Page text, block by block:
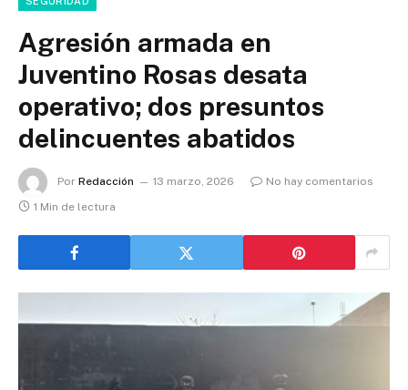
Agresión armada en
Juventino Rosas desata
operativo; dos presuntos
delincuentes abatidos
Por Redacción 13 marzo, 2026
No hay comentarios
1 Min de lectura